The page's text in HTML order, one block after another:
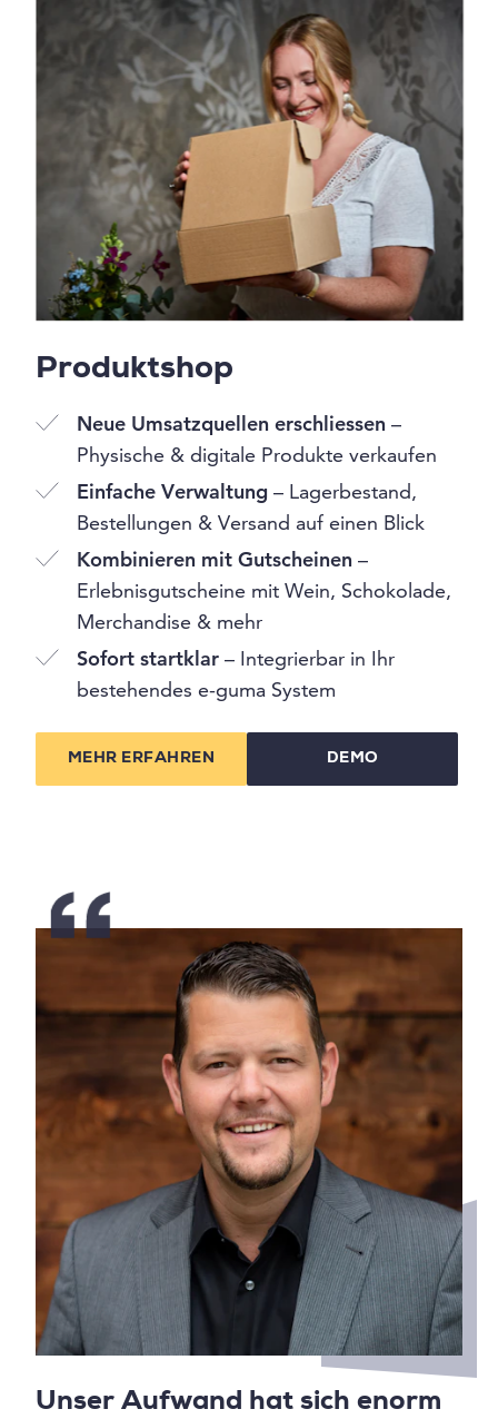
Produktshop
Neue Umsatzquellen erschliessen –
Physische & digitale Produkte verkaufen
Einfache Verwaltung – Lagerbestand,
Bestellungen & Versand auf einen Blick
Kombinieren mit Gutscheinen –
Erlebnisgutscheine mit Wein, Schokolade,
Merchandise & mehr
Sofort startklar – Integrierbar in Ihr
bestehendes e-guma System
MEHR ERFAHREN DEMO
Unser Aufwand hat sich enorm